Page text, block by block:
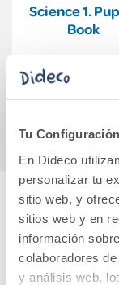
Tu
En Dideco
personalizar tu
sitio web, y
sitios web y en
información
colaboradores
y análisis web,
Science 1.
Book
35,37€
¡Sé el